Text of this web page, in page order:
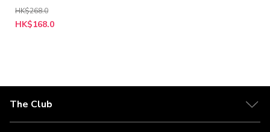
HK$268.0
特
殊
HK$168.0
The Club
關於 The Club